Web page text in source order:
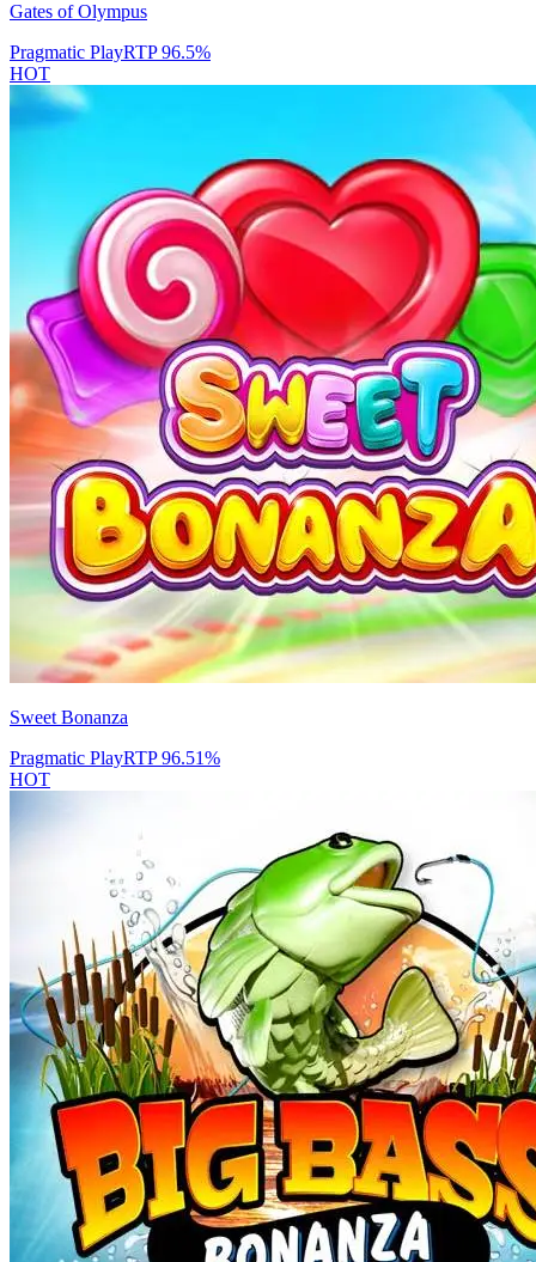
Gates of Olympus
Pragmatic PlayRTP96.5%
HOT
Sweet Bonanza
Pragmatic PlayRTP96.51%
HOT